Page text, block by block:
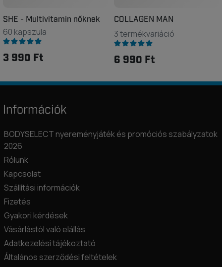
SHE - Multivitamin nőknek
60 kapszula
3 990 Ft
COLLAGEN MAN
3 termékvariáció
6 990 Ft
Információk
BODYSELECT nyereményjáték és promóciós szabályzatok
2026
Rólunk
Kapcsolat
Szállítási információk
Fizetés
Gyakori kérdések
Vásárlástól való elállás
Adatkezelési tájékoztató
Általános szerződési feltételek